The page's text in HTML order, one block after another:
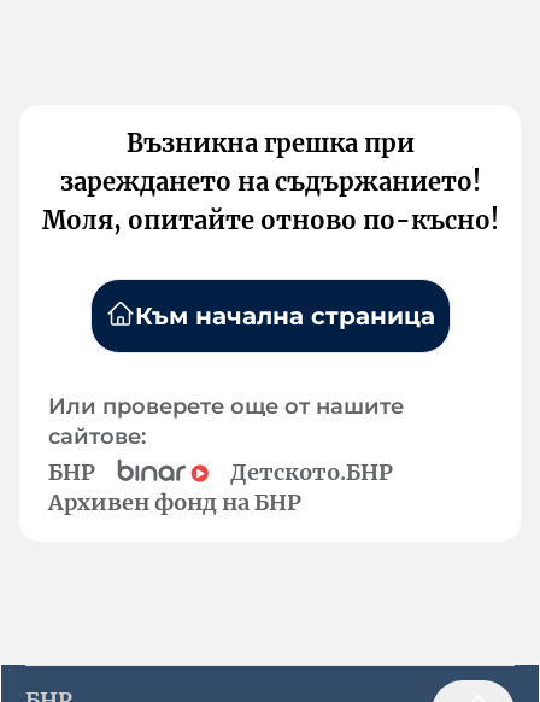
Възникна грешка при
зареждането на съдържанието!
Моля, опитайте отново по-късно!
Към начална страница
Или проверете още от нашите
сайтове:
БНР
Детското.БНР
Архивен фонд на БНР